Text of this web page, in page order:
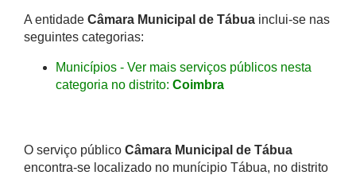
A entidade Câmara Municipal de Tábua inclui-se nas
seguintes categorias:
Municípios - Ver mais serviços públicos nesta
categoria no distrito: Coimbra
O serviço público Câmara Municipal de Tábua
encontra-se localizado no munícipio Tábua, no distrito